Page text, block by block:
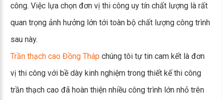
công. Việc lựa chọn đơn vị thi công uy tín chất lượng là rất
quan trọng ảnh hưởng lớn tới toàn bộ chất lượng công trình
sau này.
Trần thạch cao Đồng Tháp chúng tôi tự tin cam kết là đơn
vị thi công với bề dày kinh nghiệm trong thiết kế thi công
trần thạch cao đã hoàn thiện nhiều công trình lớn nhỏ trên